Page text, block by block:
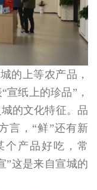
的上等农产品，
纸上的珍品”，
的文化特征。品
言，“鲜”还有新
个产品好吃，常
”这是来自宣城的